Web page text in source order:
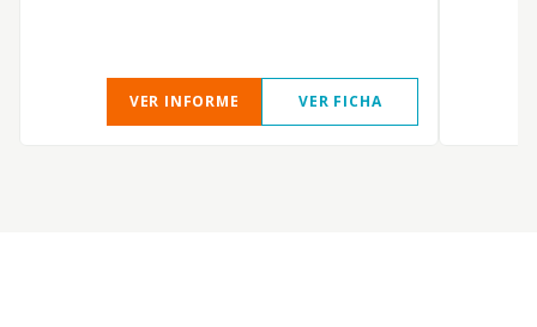
VER INFORME VER FICHA